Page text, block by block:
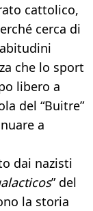
cattolico,
cerca di
che lo sport
libero a
del “Buitre”
a
dai nazisti
” del
la storia